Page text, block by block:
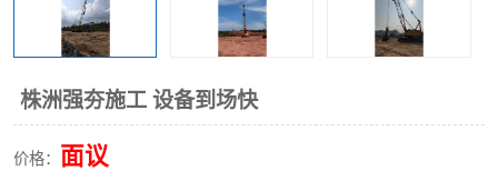
株洲强夯施工 设备到场快
价格： 面议